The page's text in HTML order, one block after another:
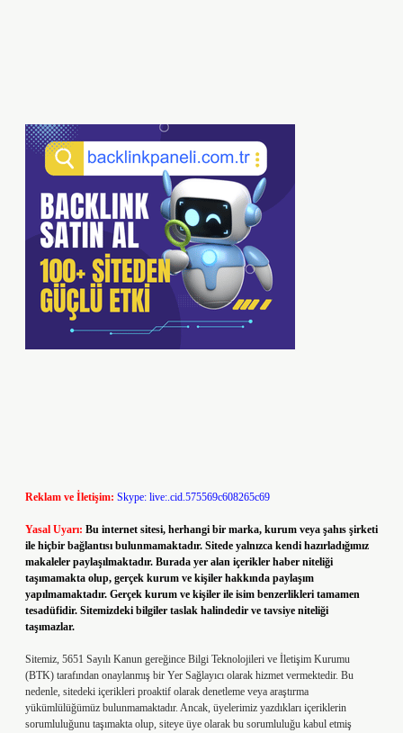
Reklam ve İletişim: Skype: live:.cid.575569c608265c69
Yasal Uyarı: Bu internet sitesi, herhangi bir marka, kurum veya şahıs şirketi
ile hiçbir bağlantısı bulunmamaktadır. Sitede yalnızca kendi hazırladığımız
makaleler paylaşılmaktadır. Burada yer alan içerikler haber niteliği
taşımamakta olup, gerçek kurum ve kişiler hakkında paylaşım
yapılmamaktadır. Gerçek kurum ve kişiler ile isim benzerlikleri tamamen
tesadüfidir. Sitemizdeki bilgiler taslak halindedir ve tavsiye niteliği
taşımazlar.
Sitemiz, 5651 Sayılı Kanun gereğince Bilgi Teknolojileri ve İletişim Kurumu
(BTK) tarafından onaylanmış bir Yer Sağlayıcı olarak hizmet vermektedir. Bu
nedenle, sitedeki içerikleri proaktif olarak denetleme veya araştırma
yükümlülüğümüz bulunmamaktadır. Ancak, üyelerimiz yazdıkları içeriklerin
sorumluluğunu taşımakta olup, siteye üye olarak bu sorumluluğu kabul etmiş